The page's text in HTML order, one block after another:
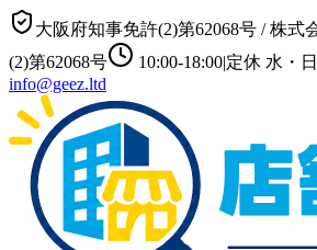
大阪府知事免許(2)第62068号 /株式
(2)第62068号
10:00-18:00|定休 水・日
info@geez.ltd